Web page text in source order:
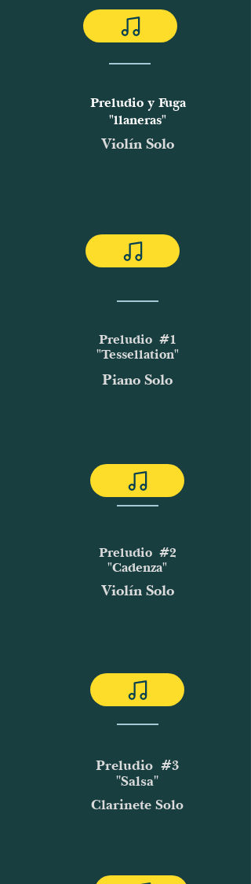
Preludio #1
"Tessellation"
Piano Solo
Preludio y Fuga
"llaneras"
Violín Solo
Preludio #2
"Cadenza"
Violín Solo
Preludio #3
"Salsa"
Clarinete Solo